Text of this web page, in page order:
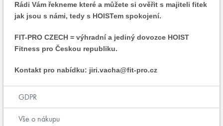
Rádi Vám řekneme které a můžete si ověřit s majiteli fitek
jak jsou s námi, tedy s HOISTem spokojení.
FIT-PRO CZECH = výhradní a jediný dovozce HOIST
Fitness pro Českou republiku.
Kontakt pro nabídku: jiri.vacha@fit-pro.cz
GDPR
Vše o nákupu